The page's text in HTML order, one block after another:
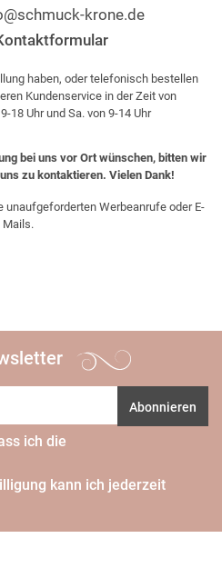
krone.de
haben, oder telefonisch bestellen
Kundenservice in der Zeit von
18 Uhr und Sa. von 9-14 Uhr
bei uns vor Ort wünschen, bitten wir
zu kontaktieren. Vielen Dank!
unaufgeforderten Werbeanrufe oder E-
Mails.
Abonnieren
ich die
kann ich jederzeit